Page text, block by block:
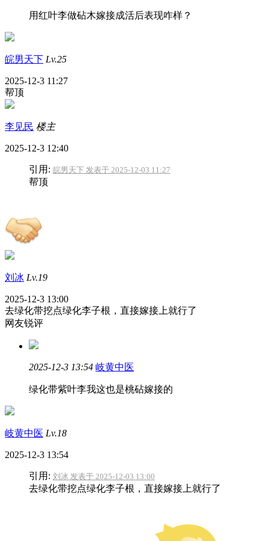
用红叶李做砧木嫁接成活后表现咋样？
皖男天下 Lv.25
2025-12-3 11:27
帮顶
李见民 楼主
2025-12-3 12:40
引用: 皖男天下 发表于 2025-12-03 11:27
帮顶
刘冰 Lv.19
2025-12-3 13:00
去绿化带挖点绿化李子根，直接嫁接上就行了
网友锐评
2025-12-3 13:54 岐黄中医
绿化带紫叶李我这也是桃砧嫁接的
岐黄中医 Lv.18
2025-12-3 13:54
引用: 刘冰 发表于 2025-12-03 13:00
去绿化带挖点绿化李子根，直接嫁接上就行了